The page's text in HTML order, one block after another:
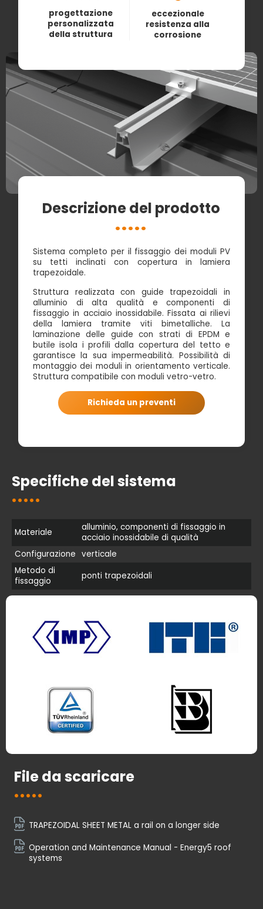
progettazione
personalizzata
della struttura
eccezionale
resistenza alla
corrosione
Descrizione del prodotto
Sistema completo per il fissaggio dei moduli PV
su tetti inclinati con copertura in lamiera
trapezoidale.
Struttura realizzata con guide trapezoidali in
alluminio di alta qualità e componenti di
fissaggio in acciaio inossidabile. Fissata ai rilievi
della lamiera tramite viti bimetalliche. La
laminazione delle guide con strati di EPDM e
butile isola i profili dalla copertura del tetto e
garantisce la sua impermeabilità. Possibilità di
montaggio dei moduli in orientamento verticale.
Struttura compatibile con moduli vetro-vetro.
Richieda un preventi
Specifiche del sistema
Materiale
alluminio, componenti di fissaggio in
acciaio inossidabile di qualità
Configurazione verticale
Metodo di
fissaggio
ponti trapezoidali
File da scaricare
TRAPEZOIDAL SHEET METAL a rail on a longer side
Operation and Maintenance Manual - Energy5 roof
systems